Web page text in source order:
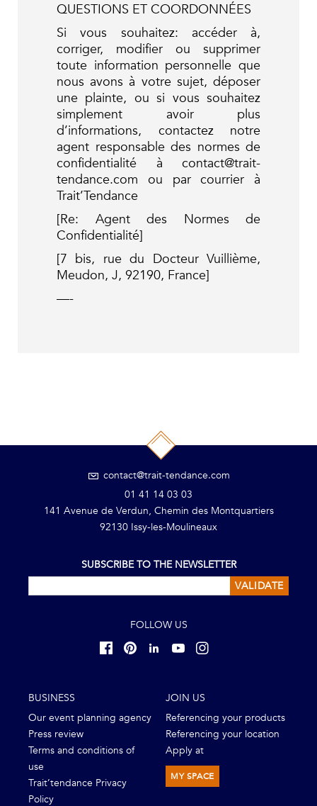
QUESTIONS ET COORDONNÉES
Si vous souhaitez: accéder à,
corriger, modifier ou supprimer
toute information personnelle que
nous avons à votre sujet, déposer
une plainte, ou si vous souhaitez
simplement avoir plus
d’informations, contactez notre
agent responsable des normes de
confidentialité à contact@trait-
tendance.com ou par courrier à
Trait’Tendance
[Re: Agent des Normes de
Confidentialité]
[7 bis, rue du Docteur Vuillième,
Meudon, J, 92190, France]
—-
contact@trait-tendance.com
01 41 14 03 03
141 Avenue de Verdun, Chemin des Montquartiers
92130 Issy-les-Moulineaux
SUBSCRIBE TO THE NEWSLETTER
VALIDATE
FOLLOW US
BUSINESS
Our event planning agency
Press review
Terms and conditions of
use
Trait’tendance Privacy
Policy
JOIN US
Referencing your products
Referencing your location
Apply at
MY SPACE